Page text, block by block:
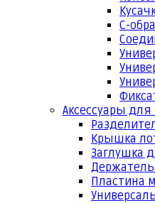
С-
Аксессуары для
Крышка
Заглушка
Пластина